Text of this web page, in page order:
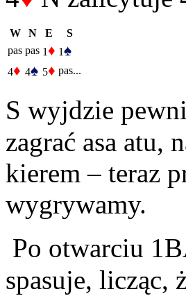
W N E
S
pas pas 1♦ 1♠
4♦ 4♠ 5♦ pas...
S wyjdzie
zagrać asa atu,
kierem – teraz
wygrywamy.
Po otwarciu
spasuje, licząc,